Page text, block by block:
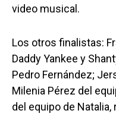
video musical.
Los otros finalistas:
Daddy Yankee y
Pedro Fernández;
Milenia Pérez del
del equipo de